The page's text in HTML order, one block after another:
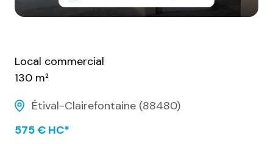
Local commercial
130 m²
Étival-Clairefontaine (88480)
575 € HC*